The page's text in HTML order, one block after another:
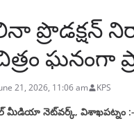
ప్రొడక్షన్
ఘనంగా
21, 2026, 11:06 am KPS
మీడియా నెట్‌వర్క్, విశాఖపట్నం :-